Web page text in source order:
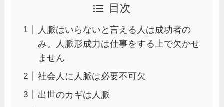
目次
人脈はいらないと言える人は成功者の
み。人脈形成力は仕事をする上で欠かせ
ません
社会人に人脈は必要不可欠
出世のカギは人脈